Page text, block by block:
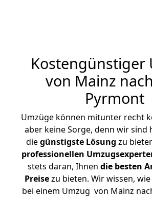
Kostengünstiger
von Mainz
Pyrmont
Umzüge können mitunter recht
aber keine Sorge, denn wir sind
diegünstigste Lösung zu
professionellen
stets daran, Ihnen die besten
Preisezu bieten. Wir wissen,
bei einem Umzug von Mainz